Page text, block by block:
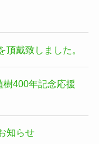
戴致しました。
樹400年記念応援
知らせ